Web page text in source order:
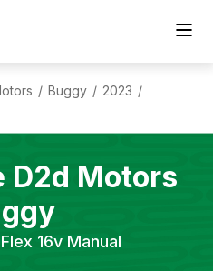
/ Buggy / 2023 /
D2d Motors
16v Manual